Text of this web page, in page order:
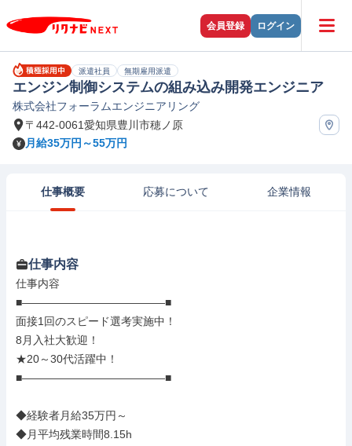
会員登録 ログイン
派遣社員 無期雇用派遣
エンジン制御システムの組み込み開発エンジニア
株式会社フォーラムエンジニアリング
〒442-0061愛知県豊川市穂ノ原
月給35万円～55万円
仕事概要 応募について 企業情報
仕事内容
仕事内容
■―――――――――――――■
面接1回のスピード選考実施中！
8月入社大歓迎！
★20～30代活躍中！
■―――――――――――――■
◆経験者月給35万円～
◆月平均残業時間8.15h